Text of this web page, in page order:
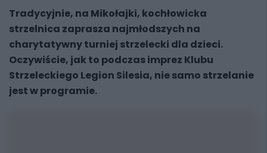
Tradycyjnie, na Mikołajki, kochłowicka
strzelnica zaprasza najmłodszych na
charytatywny turniej strzelecki dla dzieci.
Oczywiście, jak to podczas imprez Klubu
Strzeleckiego Legion Silesia, nie samo strzelanie
jest w programie.